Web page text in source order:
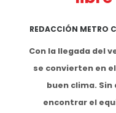
REDACCIÓN METRO
Con la llegada del
se convierten en
buen clima.
encontrar el